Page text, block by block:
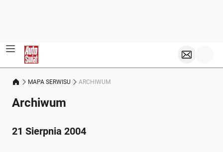
MAPA SERWISU ARCHIWUM
Archiwum
21 Sierpnia 2004